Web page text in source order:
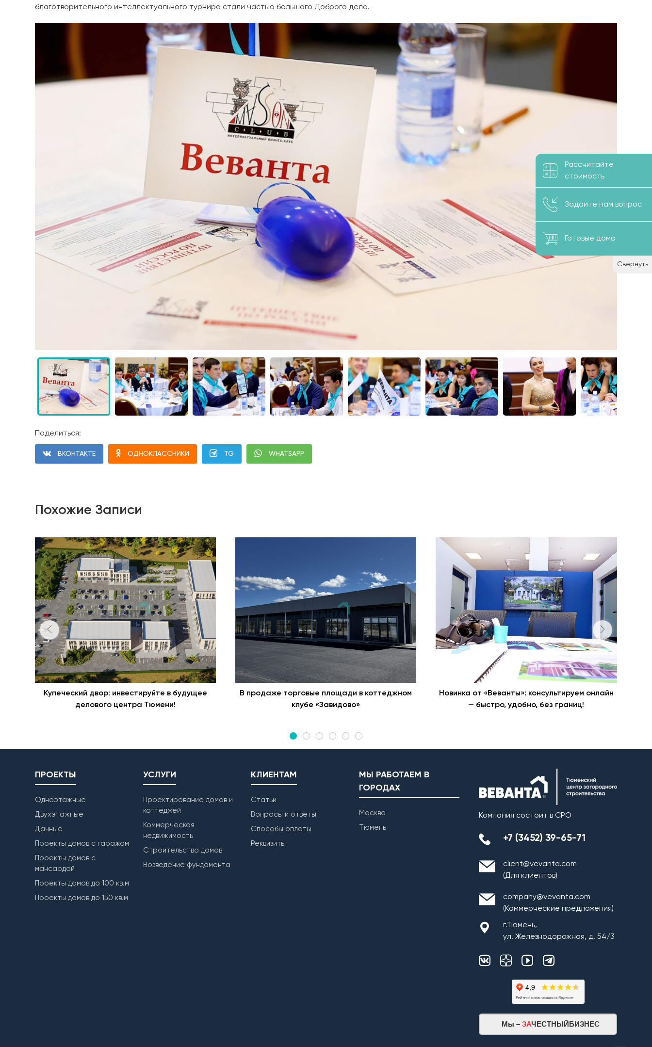
благотворительного интеллектуального турнира стали частью большого Доброго дела.
Поделиться:
ВКОНТАКТЕ ОДНОКЛАССНИКИ TG WHATSAPP
Похожие Записи
Купеческий двор: инвестируйте в будущее
делового центра Тюмени!
В продаже торговые площади в коттеджном
клубе «Завидово»
Новинка от «Веванты»: консультируем онлайн
— быстро, удобно, без границ!
ПРОЕКТЫ
Одноэтажные
Двухэтажные
Дачные
Проекты домов с гаражом
Проекты домов с
мансардой
Проекты домов до 100 кв.м
Проекты домов до 150 кв.м
УСЛУГИ
Проектирование домов и
коттеджей
Коммерческая
недвижимость
Строительство домов
Возведение фундамента
КЛИЕНТАМ
Статьи
Вопросы и ответы
Способы оплаты
Реквизиты
МЫ РАБОТАЕМ В
ГОРОДАХ
Москва
Тюмень
Компания состоит в СРО
+7 (3452) 39-65-71
client@vevanta.com
(Для клиентов)
company@vevanta.com
(Коммерческие предложения)
г.Тюмень,
ул. Железнодорожная, д. 54/3
Мы – ЗАЧЕСТНЫЙБИЗНЕС
Рассчитайте
стоимость
Задайте нам вопрос
Готовые дома
Свернуть